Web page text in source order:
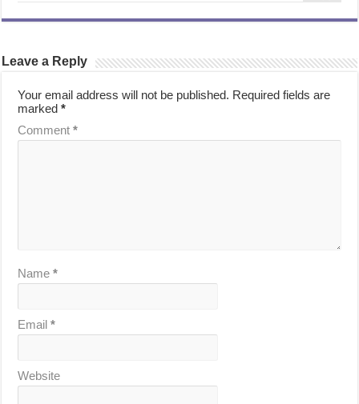
Leave a Reply
Your email address will not be published. Required fields are
marked*
Comment*
Name*
Email*
Website